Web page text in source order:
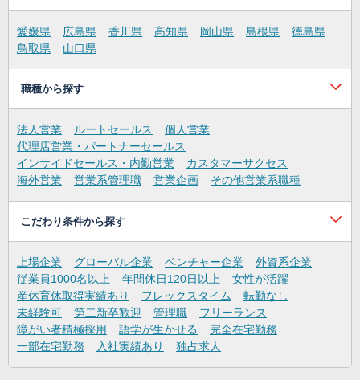
愛媛県 広島県 香川県 高知県 岡山県 島根県
徳島県
鳥取県
山口県
職種から探す
法人営業 ルートセールス
個人営業
代理店営業・パートナーセールス
インサイドセールス・内勤営業
カスタマーサクセス
海外営業
営業系管理職 営業企画 その他営業系職種
こだわり条件から探す
上場企業 グローバル企業 ベンチャー企業
外資系企業
従業員1000名以上
年間休日120日以上
女性が活躍
産休育休取得実績あり
フレックスタイム
転勤なし
未経験可
第二新卒歓迎 管理職
フリーランス
障がい者積極採用
語学が生かせる
完全在宅勤務
一部在宅勤務
入社実績あり 独占求人